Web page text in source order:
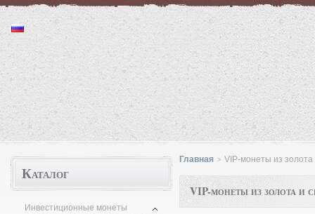
Монеты "http://moneta.1kzn.ru"
Каталог
Инвестиционные монеты
Главная > VIP-монеты из
VIP-монеты из золота и